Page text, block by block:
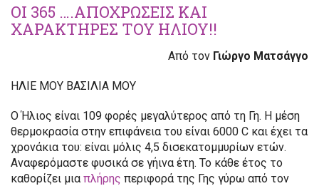
ΟΙ 365 ….ΑΠΟΧΡΩΣΕΙΣ ΚΑΙ
ΧΑΡΑΚΤΗΡΕΣ ΤΟΥ ΗΛΙΟΥ!!
Από τον Γιώργο Ματσάγγο
ΗΛΙΕ ΜΟΥ ΒΑΣΙΛΙΑ ΜΟΥ
Ο Ήλιος είναι 109 φορές μεγαλύτερος από τη Γη. Η μέση
θερμοκρασία στην επιφάνεια του είναι 6000 C και έχει τα
χρονάκια του: είναι μόλις 4,5 δισεκατομμυρίων ετών.
Αναφερόμαστε φυσικά σε γήινα έτη. Το κάθε έτος το
καθορίζει μια πλήρης περιφορά της Γης γύρω από τον